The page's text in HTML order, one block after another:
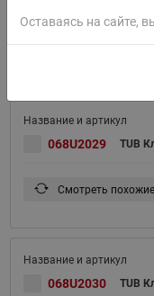
068U2029 TUB
Смотреть
068U2030 TUB
Оставаясь на сайте,